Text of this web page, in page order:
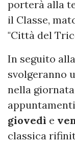
porterà alla
il Classe,
"Città del
In seguito
svolgeranno
nella
giovedì e
classica